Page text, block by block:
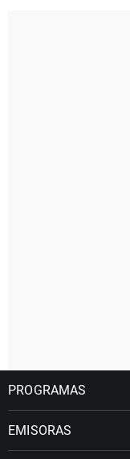
PROGRAMAS
EMISORAS